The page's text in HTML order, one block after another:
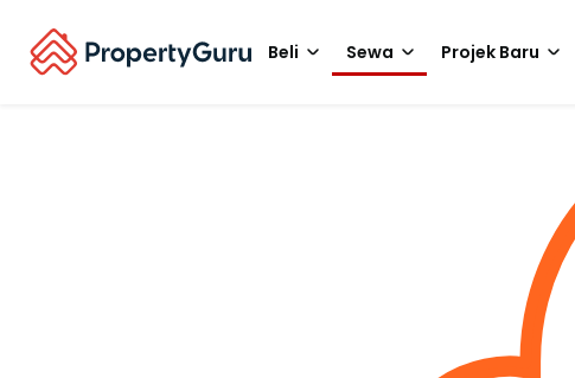
Beli Sewa Projek Baru